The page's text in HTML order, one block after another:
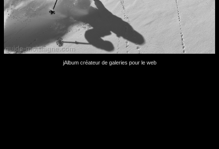
jAlbum créateur de galeries pour le web